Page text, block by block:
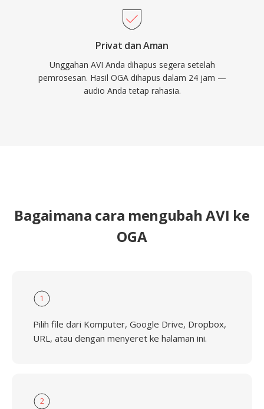
Privat dan Aman
Unggahan AVI Anda dihapus segera setelah
pemrosesan. Hasil OGA dihapus dalam 24 jam —
audio Anda tetap rahasia.
Bagaimana cara mengubah AVI ke
OGA
1
Pilih file dari Komputer, Google Drive, Dropbox,
URL, atau dengan menyeret ke halaman ini.
2